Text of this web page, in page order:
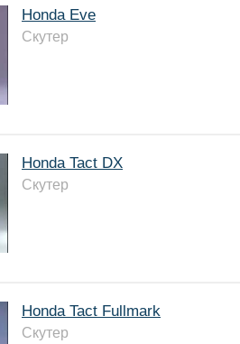
Honda Eve
Скутер
Honda Tact DX
Скутер
Honda Tact Fullmark
Скутер